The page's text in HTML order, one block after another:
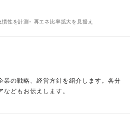
性を計測- 再エネ比率拡大を見据え
業の戦略、経営方針を紹介します。各分
どもお伝えします。